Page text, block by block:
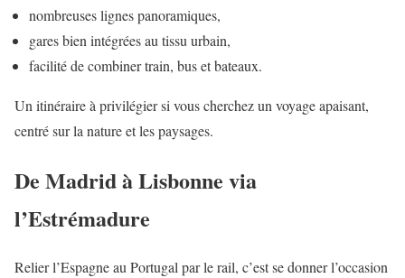
nombreuses lignes panoramiques,
gares bien intégrées au tissu urbain,
facilité de combiner train, bus et bateaux.
Un itinéraire à privilégier si vous cherchez un voyage apaisant,
centré sur la nature et les paysages.
De Madrid à Lisbonne via
l’Estrémadure
Relier l’Espagne au Portugal par le rail, c’est se donner l’occasion